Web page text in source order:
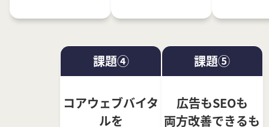
課題④
コアウェブバイタ
ルを
課題⑤
広告もSEOも
両方改善できるも